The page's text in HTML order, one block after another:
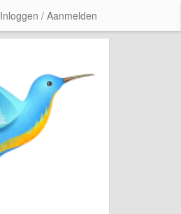
Inloggen / Aanmelden